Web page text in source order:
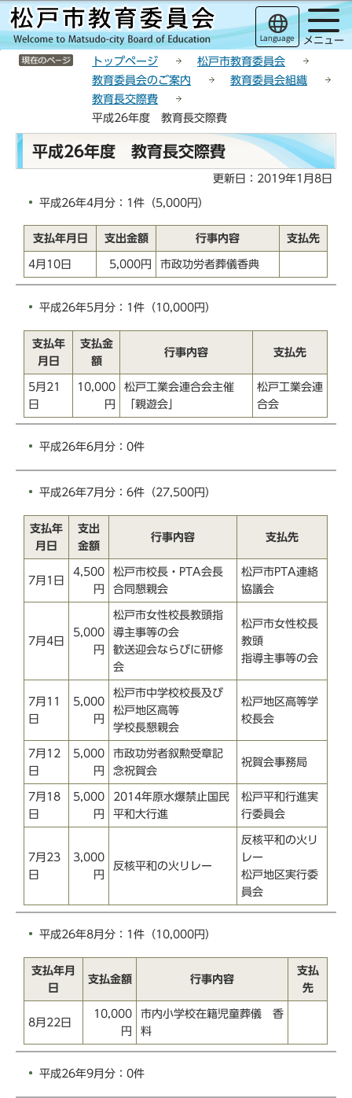
こ
の
サ
イ
このページの本文へ移動
Language メニュー
サイトメニューここまで
トップページ
松戸市教育委員会
教育委員会のご案内
教育委員会組織
教育長交際費
平成26年度 教育長交際費
本
ら
平成26年度 教育長交際費
更新日：2019年1月8日
平成26年4月分：1件（5,000円）
支払年月日 支出金額 行事内容 支払先
4月10日 5,000円 市政功労者葬儀香典
平成26年5月分：1件（10,000円）
支払年
月日
支払金
額
行事内容 支払先
5月21
日
10,000
円
松戸工業会連合会主催
「親遊会」
松戸工業会連
合会
平成26年6月分：0件
平成26年7月分：6件（27,500円）
支払年
月日
支出
金額
行事内容 支払先
7月1日
4,500
円
松戸市校長・PTA会長
合同懇親会
松戸市PTA連絡
協議会
7月4日
5,000
円
松戸市女性校長教頭指
導主事等の会
歓送迎会ならびに研修
会
松戸市女性校長
教頭
指導主事等の会
7月11
日
5,000
円
松戸市中学校校長及び
松戸地区高等
学校長懇親会
松戸地区高等学
校長会
7月12
日
5,000
円
市政功労者叙勲受章記
念祝賀会
祝賀会事務局
7月18
日
5,000
円
2014年原水爆禁止国民
平和大行進
松戸平和行進実
行委員会
7月23
日
3,000
円
反核平和の火リレー
反核平和の火リ
レー
松戸地区実行委
員会
平成26年8月分：1件（10,000円）
支払年月
日
支払金額 行事内容
支払
先
8月22日
10,000
円
市内小学校在籍児童葬儀 香
料
平成26年9月分：0件